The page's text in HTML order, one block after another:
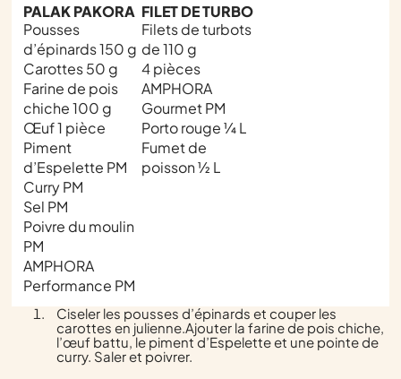
PALAK PAKORA
Pousses
d’épinards 150 g
Carottes 50 g
Farine de pois
chiche 100 g
Œuf 1 pièce
Piment
d’Espelette PM
Curry PM
Sel PM
Poivre du moulin
PM
AMPHORA
Performance PM
FILET DE TURBO
Filets de turbots
de 110 g
4 pièces
AMPHORA
Gourmet PM
Porto rouge ¼ L
Fumet de
poisson ½ L
Ciseler les pousses d’épinards et couper les
carottes en julienne.Ajouter la farine de pois chiche,
l’œuf battu, le piment d’Espelette et une pointe de
curry. Saler et poivrer.